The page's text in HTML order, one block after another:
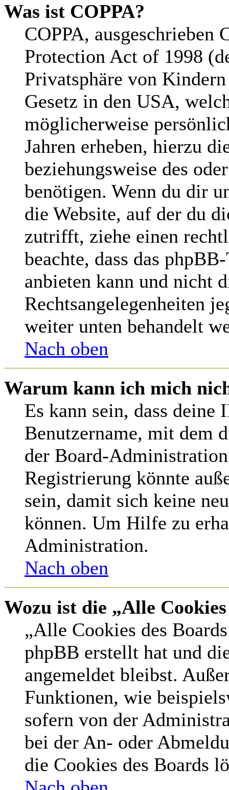
Was ist COPPA?
COPPA,
Protection Act of 1998
Privatsphäre von
Gesetz in den USA,
möglicherweise
Jahren erheben, hierzu
beziehungsweise des
benötigen. Wenn du dir
die Website, auf der du
zutrifft, ziehe einen
beachte, dass das
anbieten kann und nicht
Rechtsangelegenheiten
weiter unten behandelt
Nach oben
Warum kann ich mich
Es kann sein, dass deine
Benutzername, mit dem
der Board-
Registrierung könnte
sein, damit sich keine
können. Um Hilfe zu
Administration.
Nach oben
Wozu ist die „Alle
„Alle Cookies des
phpBB erstellt hat und
angemeldet bleibst.
Funktionen, wie
sofern von der
bei der An- oder
die Cookies des Boards